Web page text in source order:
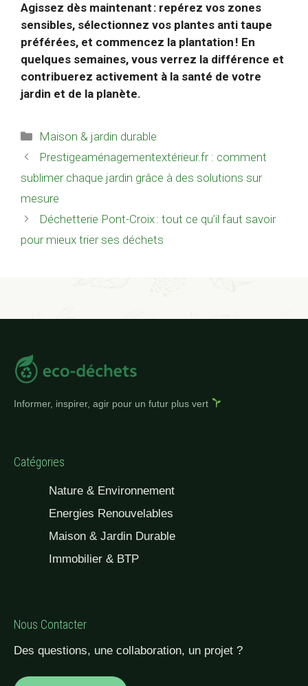
Agissez dès maintenant : repérez vos zones
sensibles, sélectionnez vos plantes anti taupe
préférées, et commencez la plantation ! En
quelques semaines, vous verrez la différence et
contribuerez activement à la santé de votre
jardin et de la planète.
Catégories
Maison & jardin durable
Prestigeaménagementextérieur.fr : comment
sublimer chaque jardin grâce à des solutions sur
mesure
Déchetterie Pont-Croix : tout ce qu’il faut savoir
pour mieux trier ses déchets
Informer, inspirer, agir pour un futur plus vert
Catégories
Nature & Environnement
Energies Renouvelables
Maison & Jardin Durable
Immobilier & BTP
Nous Contacter
Des questions, une collaboration, un projet ?